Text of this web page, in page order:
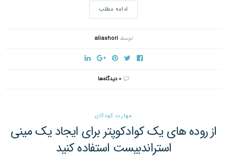
ادامه مطلب
توسط aliashori
۰ دیدگاه‌ها
مهارت کودکان
از روده های یک کوادکوپتر برای ایجاد یک مینی
استراندبیست استفاده کنید